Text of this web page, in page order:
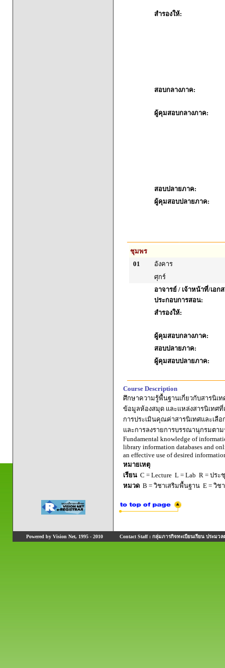
สำรองให้:
สอบกลางภาค:
ผู้คุมสอบกลางภาค:
สอบปลายภาค:
ผู้คุมสอบปลายภาค:
ชุมพร
01
อังคาร
ศุกร์
อาจารย์ / เจ้าหน้าที่/เอก
ประกอบการสอน:
สำรองให้:
ผู้คุมสอบกลางภาค:
สอบปลายภาค:
ผู้คุมสอบปลายภาค:
Course Description
ศึกษาความรู้พื้นฐานเกี่ยวกับสารนิเท
ข้อมูลห้องสมุด และแหล่งสารนิเทศที่
การประเมินคุณค่าสารนิเทศและเลือ
และการลงรายการบรรณานุกรมตา
Fundamental knowledge of
library information databases and
an effective use of desired
หมายเหตุ
เรียน C = Lecture L = Lab R = ประ
หมวด B = วิชาเสริมพื้นฐาน E = วิช
Powered by Vision Net, 1995 - 2010 Contact Staff : กลุ่มภารกิจทะเบียนเรียน ประมวล